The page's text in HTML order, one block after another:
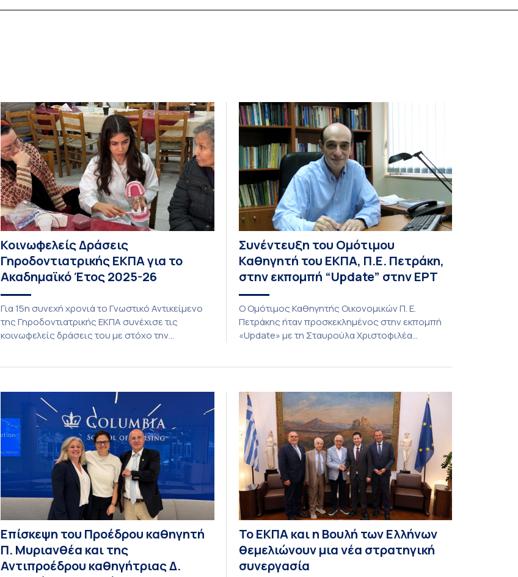
Linguistics in the 21st Century», διεξήχθη από τις
Κοινωφελείς Δράσεις
Γηροδοντιατρικής ΕΚΠΑ για το
Ακαδημαϊκό Έτος 2025-26
Για 15η συνεχή χρονιά το Γνωστικό Αντικείμενο
της Γηροδοντιατρικής ΕΚΠΑ συνέχισε τις
κοινωφελείς δράσεις του με στόχο την
μάθημα της Γηροδοντιατρικής 10ου εξαμήνου,
περιλάμβανε εκπαιδευτικές δραστηριότητες στο
Γηροκομείο-Πτωχοκομείο Αθηνών, στο
Οδοντιατρικό Τμήμα/Μονάδα ΑΜΕΑ Ενηλίκων
Ασκληπιείου Βούλας, στο Κέντρο Γηριατρικής […]
Συνέντευξη του Ομότιμου
Καθηγητή του ΕΚΠΑ, Π.Ε. Πετράκη,
στην εκπομπή “Update” στην ΕΡΤ
O Ομότιμος Καθηγητής Οικονομικών Π. Ε.
Πετράκης ήταν προσκεκλημένος στην εκπομπή
«Update» με τη Σταυρούλα Χριστοφιλέα
πόλεμο ΗΠΑ – Ιράν, καθώς και για τη διακύμανση
των τιμών στα καύσιμα. Για να δείτε τη
συνέντευξη, πατήστε εδώ.
Eπίσκεψη του Προέδρου καθηγητή
Π. Μυριανθέα και της
Αντιπροέδρου καθηγήτριας Δ.
Το ΕΚΠΑ και η Βουλή των Ελλήνων
θεμελιώνουν μια νέα στρατηγική
συνεργασία